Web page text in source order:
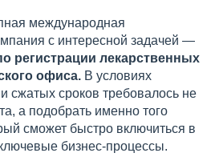
международная
с интересной задачей —
регистрации лекарственных
офиса. В условиях
сжатых сроков требовалось не
а подобрать именно того
сможет быстро включиться в
бизнес-процессы.